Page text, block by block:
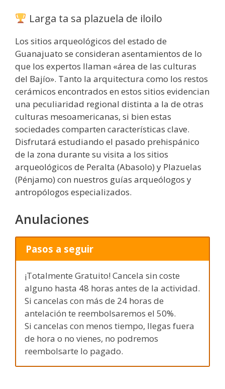
Larga ta sa plazuela de iloilo
Los sitios arqueológicos del estado de
Guanajuato se consideran asentamientos de lo
que los expertos llaman «área de las culturas
del Bajío». Tanto la arquitectura como los restos
cerámicos encontrados en estos sitios evidencian
una peculiaridad regional distinta a la de otras
culturas mesoamericanas, si bien estas
sociedades comparten características clave.
Disfrutará estudiando el pasado prehispánico
de la zona durante su visita a los sitios
arqueológicos de Peralta (Abasolo) y Plazuelas
(Pénjamo) con nuestros guías arqueólogos y
antropólogos especializados.
Anulaciones
Pasos a seguir
¡Totalmente Gratuito! Cancela sin coste
alguno hasta 48 horas antes de la actividad.
Si cancelas con más de 24 horas de
antelación te reembolsaremos el 50%.
Si cancelas con menos tiempo, llegas fuera
de hora o no vienes, no podremos
reembolsarte lo pagado.